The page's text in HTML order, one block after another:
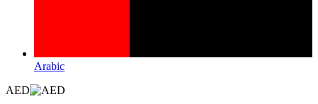
Arabic
AED